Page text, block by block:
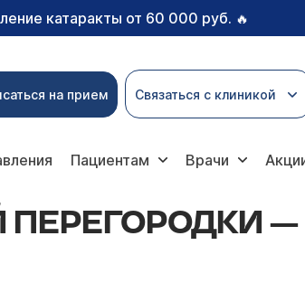
катаракты от 60 000 руб. 🔥
на прием Связаться с клиникой
Пациентам Врачи
—